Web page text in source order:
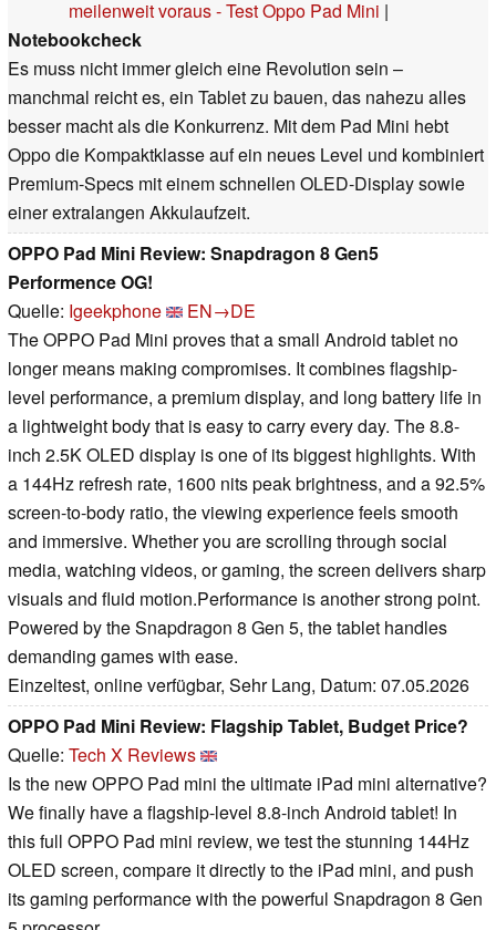
meilenweit voraus - Test Oppo Pad Mini |
Notebookcheck
Es muss nicht immer gleich eine Revolution sein –
manchmal reicht es, ein Tablet zu bauen, das nahezu alles
besser macht als die Konkurrenz. Mit dem Pad Mini hebt
Oppo die Kompaktklasse auf ein neues Level und kombiniert
Premium‑Specs mit einem schnellen OLED‑Display sowie
einer extralangen Akkulaufzeit.
OPPO Pad Mini Review: Snapdragon 8 Gen5
Performence OG!
Quelle: Igeekphone
EN→DE
The OPPO Pad Mini proves that a small Android tablet no
longer means making compromises. It combines flagship-
level performance, a premium display, and long battery life in
a lightweight body that is easy to carry every day. The 8.8-
inch 2.5K OLED display is one of its biggest highlights. With
a 144Hz refresh rate, 1600 nits peak brightness, and a 92.5%
screen-to-body ratio, the viewing experience feels smooth
and immersive. Whether you are scrolling through social
media, watching videos, or gaming, the screen delivers sharp
visuals and fluid motion.Performance is another strong point.
Powered by the Snapdragon 8 Gen 5, the tablet handles
demanding games with ease.
Einzeltest, online verfügbar, Sehr Lang, Datum: 07.05.2026
OPPO Pad Mini Review: Flagship Tablet, Budget Price?
Quelle: Tech X Reviews
Is the new OPPO Pad mini the ultimate iPad mini alternative?
We finally have a flagship-level 8.8-inch Android tablet! In
this full OPPO Pad mini review, we test the stunning 144Hz
OLED screen, compare it directly to the iPad mini, and push
its gaming performance with the powerful Snapdragon 8 Gen